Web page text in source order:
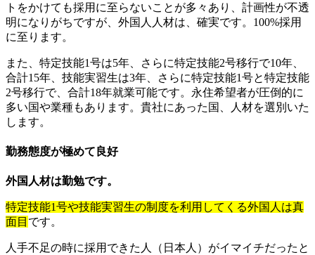
トをかけても採用に至らないことが多々あり、計画性が不透
明になりがちですが、外国人人材は、確実です。100%採用
に至ります。
また、特定技能1号は5年、さらに特定技能2号移行で10年、
合計15年、技能実習生は3年、さらに特定技能1号と特定技能
2号移行で、合計18年就業可能です。永住希望者が圧倒的に
多い国や業種もあります。貴社にあった国、人材を選別いた
します。
勤務態度が極めて良好
外国人材は勤勉です。
特定技能1号や技能実習生の制度を利用してくる外国人は真
面目 です。
人手不足の時に採用できた人（日本人）がイマイチだったと